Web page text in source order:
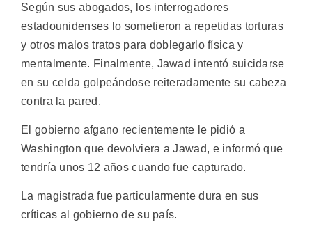
Según sus abogados, los interrogadores
estadounidenses lo sometieron a repetidas torturas
y otros malos tratos para doblegarlo física y
mentalmente. Finalmente, Jawad intentó suicidarse
en su celda golpeándose reiteradamente su cabeza
contra la pared.
El gobierno afgano recientemente le pidió a
Washington que devolviera a Jawad, e informó que
tendría unos 12 años cuando fue capturado.
La magistrada fue particularmente dura en sus
críticas al gobierno de su país.